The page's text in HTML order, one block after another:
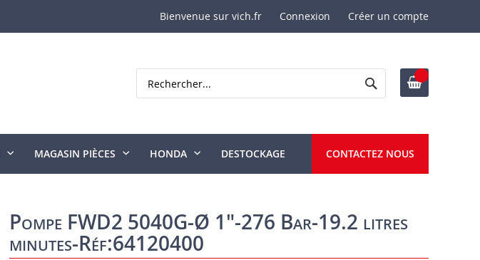
Bienvenue sur vich.fr Connexion Créer un compte
Rechercher
MAGASIN PIÈCES HONDA DESTOCKAGE CONTACTEZ NOUS
Pompe FWD2 5040G-Ø 1"-276 Bar-19.2 litres
minutes-Réf:64120400